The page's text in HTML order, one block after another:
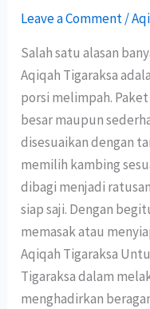
Leave a Comment/
Salah satu alasan
Aqiqah Tigaraksa
porsi melimpah.
besar maupun
disesuaikan dengan
memilih kambing
dibagi menjadi
siap saji. Dengan
memasak atau
Aqiqah Tigaraksa
Tigaraksa dalam
menghadirkan